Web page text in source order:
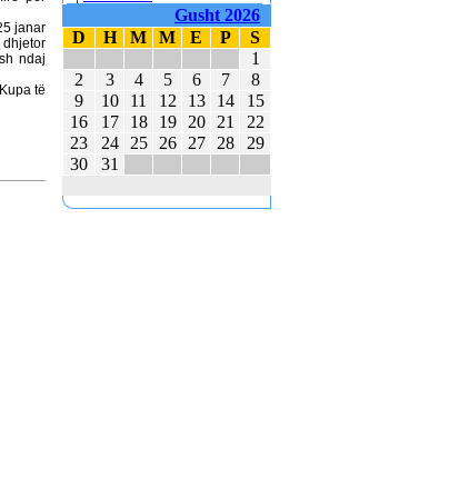
janar
dhjetor
ndaj
të
80 TË RINJ AMERIKANË
E MBAJTËN PARA
KUVENDIT KONCERTIN
ME KËNGË PATRIOTIKE
SHQIPTARE
KËNGËTARJA
BRITANIKE E SHTYN
UDHËTIMIN NË
Gusht 2026
D
H M M E P
S
1
2
3 4 5 6 7
8
9
10 11 12 13 14
15
16
17 18 19 20 21
22
23
24 25 26 27 28
29
30
31